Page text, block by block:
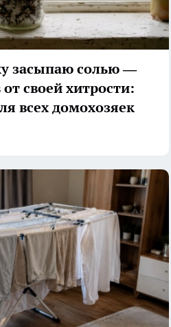
засыпаю солью —
от своей хитрости:
всех домохозяек